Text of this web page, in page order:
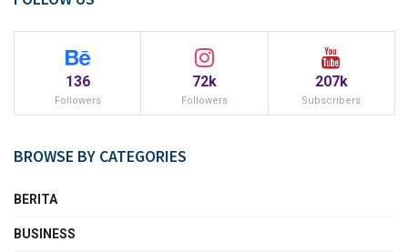
136
Followers
72k
Followers
207k
Subscribers
BROWSE BY CATEGORIES
BERITA
BUSINESS